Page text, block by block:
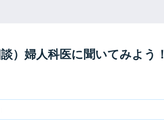
談）婦人科医に聞いてみよう！